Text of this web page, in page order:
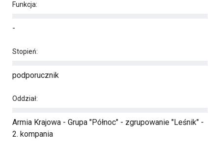
Funkcja:
-
Stopień:
podporucznik
Oddział:
Armia Krajowa - Grupa "Północ" - zgrupowanie "Leśnik" -
2. kompania